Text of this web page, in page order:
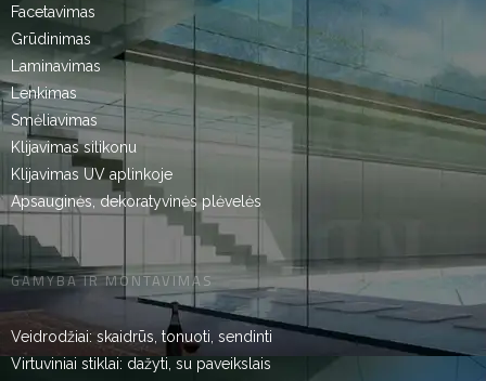
Facetavimas
Grūdinimas
Laminavimas
Lenkimas
Smėliavimas
Klijavimas silikonu
Klijavimas UV aplinkoje
Apsauginės, dekoratyvinės plėvelės
GAMYBA IR MONTAVIMAS
Veidrodžiai: skaidrūs, tonuoti, sendinti
Virtuviniai stiklai: dažyti, su paveikslais